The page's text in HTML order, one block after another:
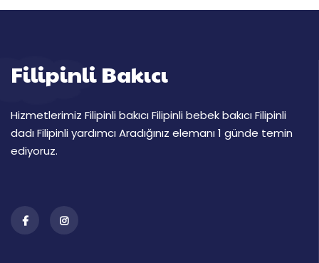
Filipinli Bakıcı
Hizmetlerimiz Filipinli bakıcı Filipinli bebek bakıcı Filipinli
dadı Filipinli yardımcı Aradığınız elemanı 1 günde temin
ediyoruz.